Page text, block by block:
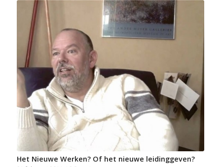
Het Nieuwe Werken? Of het nieuwe leidinggeven?